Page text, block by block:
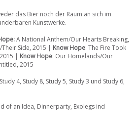
das Bier noch der Raum an sich im
Kunstwerke.
A National Anthem/Our Hearts Breaking,
Their Side, 2015 | Know Hope: The Fire Took
| Know Hope: Our Homelands/Our
2015
4, Study 8, Study 5, Study 3 und Study 6,
of an Idea, Dinnerparty, Exolegs ind